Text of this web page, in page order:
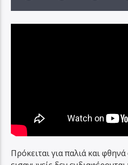
Πρόκειται για παλιά και